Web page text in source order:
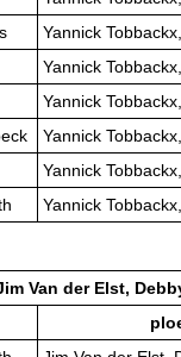
Yannick
Yannick
Yannick
Yannick
Yannick
Yannick
Van der Elst,